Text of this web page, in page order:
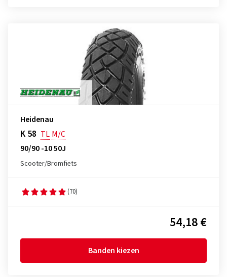
Heidenau
K 58 TL M/C
90/90 -10 50J
Scooter/Bromfiets
(70)
54,18 €
Banden kiezen